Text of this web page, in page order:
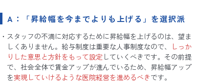
A：「昇給幅を今までよりも上げる」を選択派
スタッフの不満に対応するために昇給幅を上げるのは、望ま
しくありません。給与制度は重要な人事制度なので、
しっか
りした意思と方針をもって設定 していくべきです。その前提
で、社会全体で賃金アップが進んでいるため、昇給幅アップ
を実現していけるような医院経営を進めるべきです。